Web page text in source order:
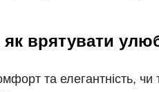
як врятувати
та елегантність,